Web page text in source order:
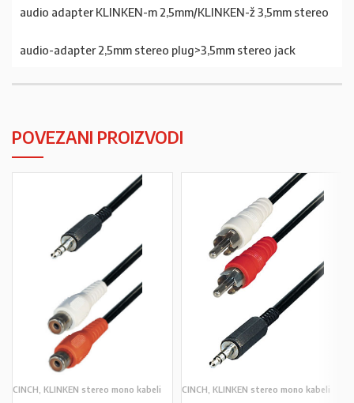
audio adapter KLINKEN-m 2,5mm/KLINKEN-ž 3,5mm stereo
audio-adapter 2,5mm stereo plug>3,5mm stereo jack
POVEZANI PROIZVODI
CINCH, KLINKEN stereo mono kabeli CINCH, KLINKEN stereo mono kabeli